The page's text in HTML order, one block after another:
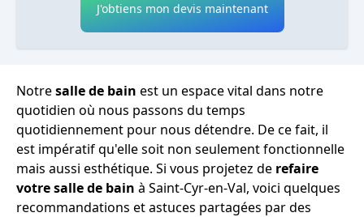
J'obtiens mon devis maintenant
Notresalle de bain est un espace vital dans notre
quotidien où nous passons du temps
quotidiennement pour nous détendre. De ce fait, il
est impératif qu'elle soit non seulement fonctionnelle
mais aussi esthétique. Si vous projetez de refaire
votre salle de bain à Saint-Cyr-en-Val, voici quelques
recommandations et astuces partagées par des